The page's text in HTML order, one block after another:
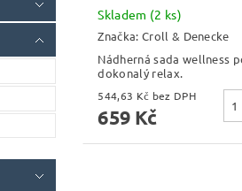
Skladem (2 ks)
Značka: Croll & Denecke
Nádherná sada wellness
dokonalý relax.
544,63 Kč bez DPH
659 Kč